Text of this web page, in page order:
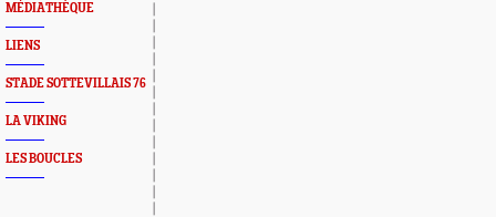
MÉDIATHÈQUE
LIENS
STADE SOTTEVILLAIS 76
LA VIKING
LES BOUCLES